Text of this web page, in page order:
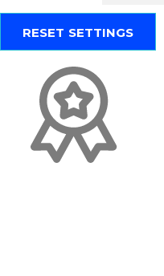
RESET SETTINGS